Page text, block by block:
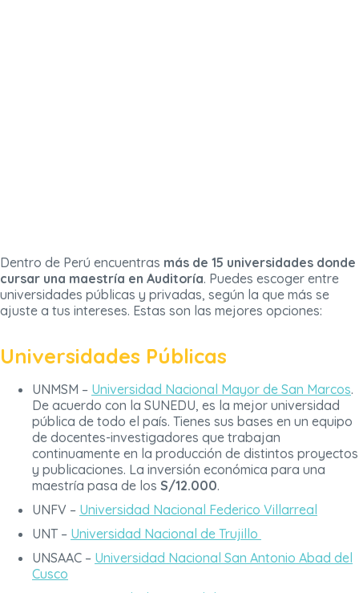
Dentro de Perú encuentras más de 15 universidades donde
cursar una maestría en Auditoría. Puedes escoger entre
universidades públicas y privadas, según la que más se
ajuste a tus intereses. Estas son las mejores opciones:
Universidades Públicas
UNMSM – Universidad Nacional Mayor de San Marcos.
De acuerdo con la SUNEDU, es la mejor universidad
pública de todo el país. Tienes sus bases en un equipo
de docentes-investigadores que trabajan
continuamente en la producción de distintos proyectos
y publicaciones. La inversión económica para una
maestría pasa de los S/12.000.
UNFV – Universidad Nacional Federico Villarreal
UNT – Universidad Nacional de Trujillo
UNSAAC – Universidad Nacional San Antonio Abad del
Cusco